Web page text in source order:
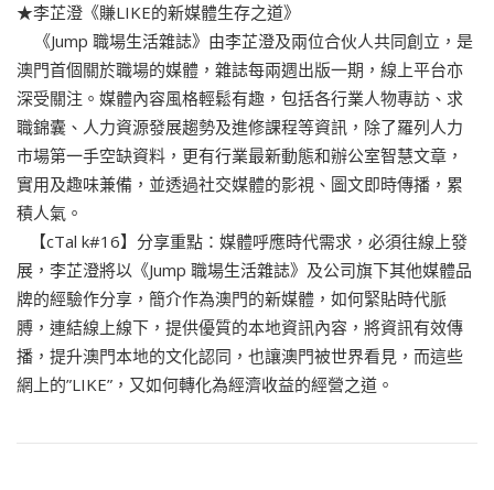
★李芷澄《賺LIKE的新媒體生存之道》
《Jump 職場生活雜誌》由李芷澄及兩位合伙人共同創立，是
澳門首個關於職場的媒體，雜誌每兩週出版一期，線上平台亦
深受關注。媒體內容風格輕鬆有趣，包括各行業人物專訪、求
職錦囊、人力資源發展趨勢及進修課程等資訊，除了羅列人力
市場第一手空缺資料，更有行業最新動態和辦公室智慧文章，
實用及趣味兼備，並透過社交媒體的影視、圖文即時傳播，累
積人氣。
【cTal k#16】分享重點：媒體呼應時代需求，必須往線上發
展，李芷澄將以《Jump 職場生活雜誌》及公司旗下其他媒體品
牌的經驗作分享，簡介作為澳門的新媒體，如何緊貼時代脈
膊，連結線上線下，提供優質的本地資訊內容，將資訊有效傳
播，提升澳門本地的文化認同，也讓澳門被世界看見，而這些
網上的”LIKE”，又如何轉化為經濟收益的經營之道。